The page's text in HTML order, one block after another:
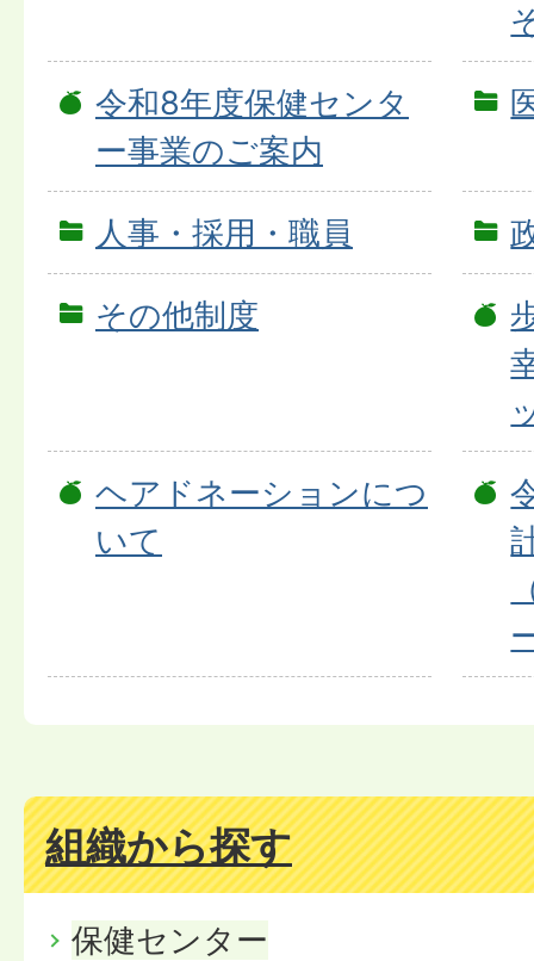
令和8年度保健センタ
ー事業のご案内
人事・採用・職員
その他制度
ヘアドネーションにつ
いて
組織から探す
保健センター